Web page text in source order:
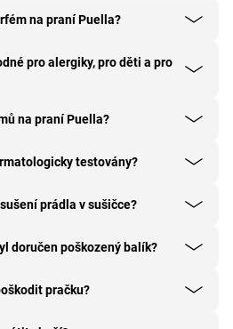
na praní Puella?
pro alergiky, pro děti a pro
na praní Puella?
testovány?
prádla v sušičce?
doručen poškozený balík?
pračku?